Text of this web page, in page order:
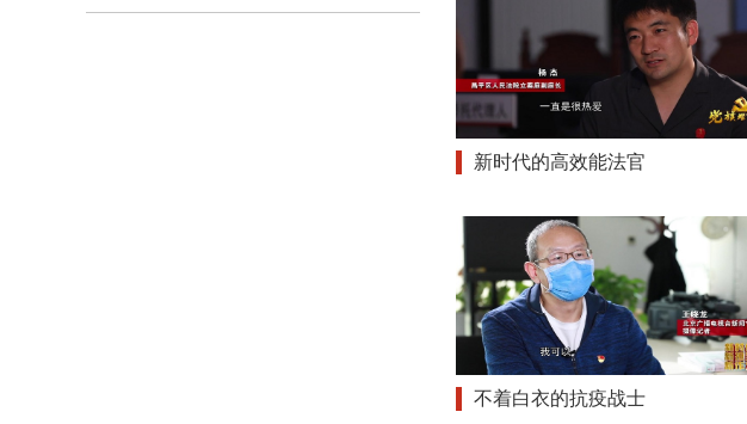
新时代的高效能法官
不着白衣的抗疫战士